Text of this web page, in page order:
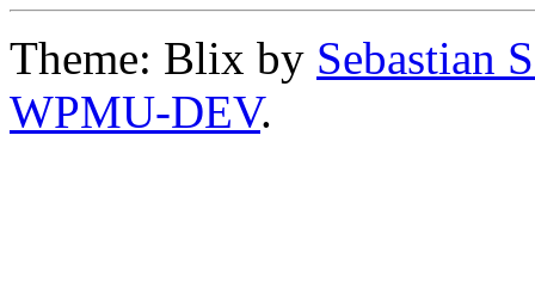
Theme: Blix by Sebastian
WPMU-DEV.